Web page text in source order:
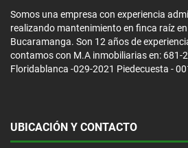
Somos una empresa con experiencia
realizando mantenimiento en finca raíz
Bucaramanga. Son 12 años de
contamos con M.A inmobiliarias en: 681-
Floridablanca -029-2021 Piedecuesta -
UBICACIÓN Y CONTACTO